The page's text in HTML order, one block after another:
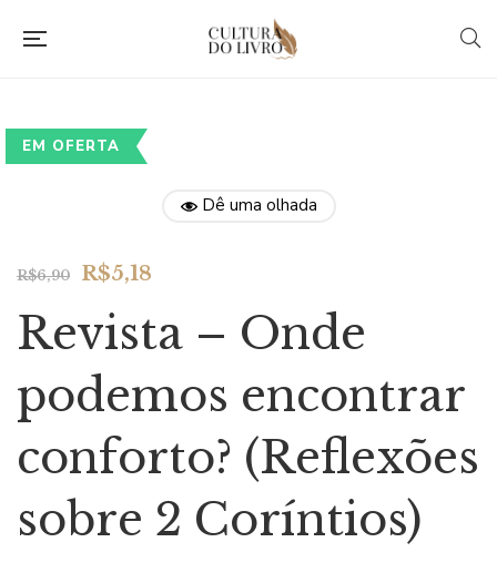
EM OFERTA
Dê uma olhada
R$6,90
Original
was:
R$5,18
is:
Revista – Onde
podemos encontrar
conforto? (Reflexões
sobre 2 Coríntios)